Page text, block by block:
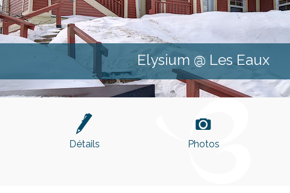
Elysium @ Les Eaux
?
Détails
Í
Photos